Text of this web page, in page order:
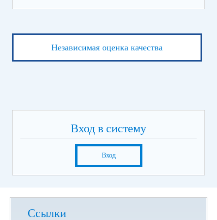
Независимая оценка качества
Вход в систему
Вход
Ссылки